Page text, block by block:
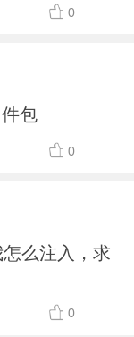
0
包
0
么注入，求
0